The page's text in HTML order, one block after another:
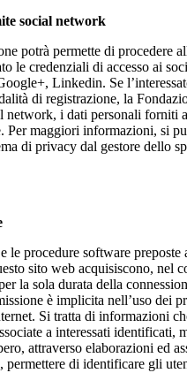
social network
potrà permette di procedere
le credenziali di accesso ai
Linkedin. Se
di registrazione, la
network, i dati personali forniti
Per maggiori informazioni, si
di privacy dal gestore dello
le procedure software preposte
sito web acquisiscono, nel
la sola durata della
è implicita nell’uso dei
Si tratta di informazioni
a interessati identificati,
attraverso elaborazioni ed
permettere di identificare gli